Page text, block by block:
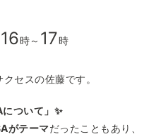
16時～ 17時
セスの佐藤です。
について」✨
がテーマだったこともあり、